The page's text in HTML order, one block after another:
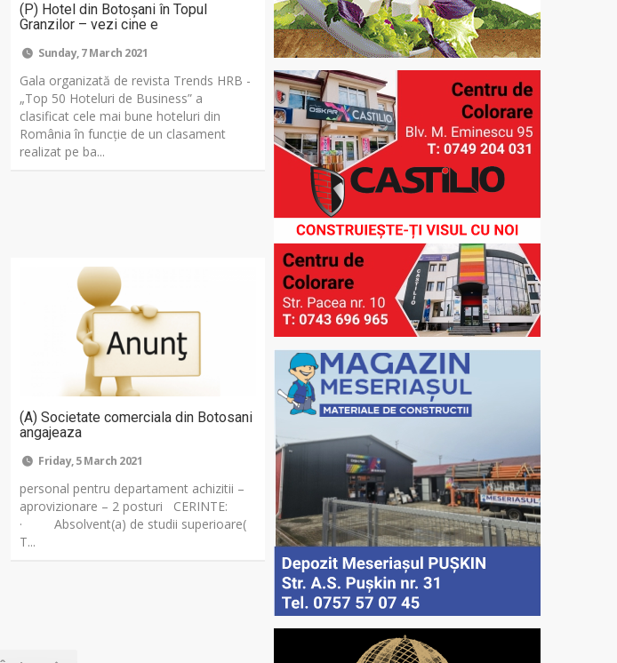
(P) Hotel din Botoșani în Topul
Granzilor – vezi cine e
Sunday, 7 March 2021
Gala organizată de revista Trends HRB -
„Top 50 Hoteluri de Business” a
clasificat cele mai bune hoteluri din
România în funcție de un clasament
realizat pe ba...
(A) Societate comerciala din Botosani
angajeaza
Friday, 5 March 2021
personal pentru departament achizitii –
aprovizionare – 2 posturi CERINTE:
· Absolvent(a) de studii superioare(
T...